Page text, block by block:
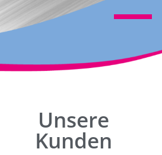
Unsere
Kunden